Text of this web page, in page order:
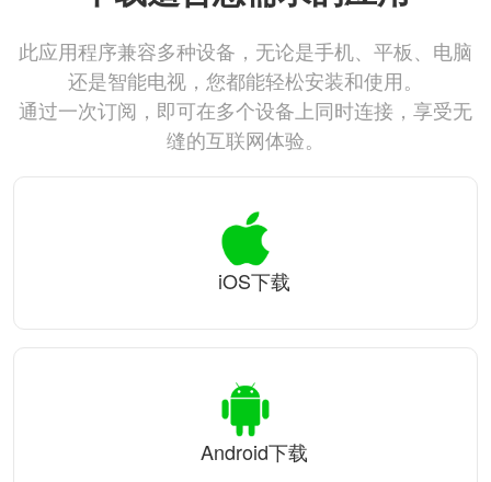
此应用程序兼容多种设备，无论是手机、平板、电脑
还是智能电视，您都能轻松安装和使用。
通过一次订阅，即可在多个设备上同时连接，享受无
缝的互联网体验。
iOS下载
Android下载